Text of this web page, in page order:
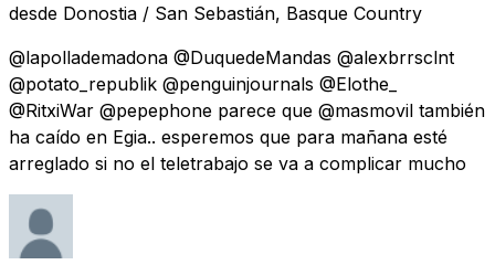
desde Donostia / San Sebastián, Basque Country
@lapollademadona @DuquedeMandas @alexbrrsclnt
@potato_republik @penguinjournals @Elothe_
@RitxiWar @pepephone parece que @masmovil también
ha caído en Egia.. esperemos que para mañana esté
arreglado si no el teletrabajo se va a complicar mucho